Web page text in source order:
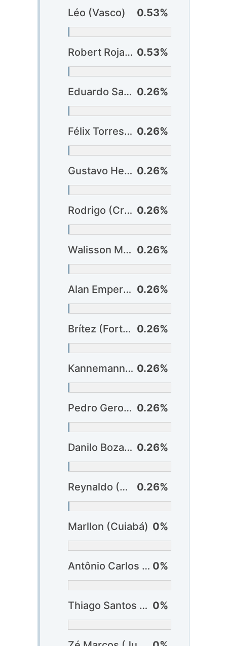
Léo (Vasco) 0.53%
Robert Rojas (Vasco) 0.53%
Eduardo Santos (Bragantino) ? 0.26%
Félix Torres (Corinthians) ? 0.26%
Gustavo Henrique (Corinthians) ? 0.26%
Rodrigo (Criciúma) 0.26%
Walisson Maia (Criciúma) 0.26%
Alan Empereur (Cuiabá) 0.26%
Brítez (Fortaleza) 0.26%
Kannemann (Grêmio) 0.26%
Pedro Geromel (Grêmio) 0.26%
Danilo Boza (Juventude) 0.26%
Reynaldo (Vitória) ? 0.26%
Marllon (Cuiabá) 0%
Antônio Carlos (Fluminense) 0%
Thiago Santos (Fluminense) 0%